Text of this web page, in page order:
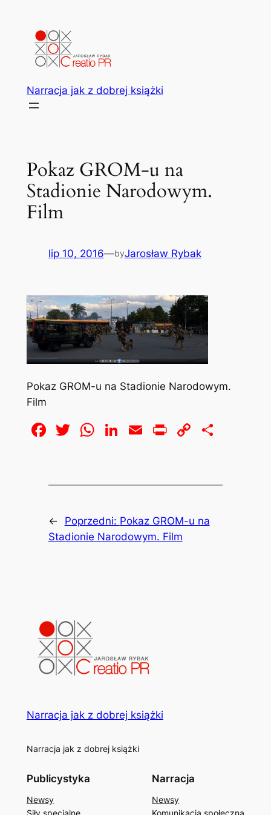
Narracja jak z dobrej książki
Pokaz GROM-u na
Stadionie Narodowym.
Film
lip 10, 2016—byJarosław Rybak
Pokaz GROM-u na Stadionie Narodowym.
Film
Facebook
Twitter
WhatsApp
LinkedIn
EmailPrintCopy
← Poprzedni: Pokaz GROM-u na
Stadionie Narodowym. Film
Narracja jak z dobrej książki
Narracja jak z dobrej książki
Publicystyka
Newsy
Siły specjalne
Narracja
Newsy
Komunikacja społeczna